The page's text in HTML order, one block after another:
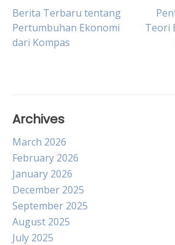
Post
navigation
Berita Terbaru tentang
Pertumbuhan Ekonomi
dari Kompas
Teori
Archives
March 2026
February 2026
January 2026
December 2025
September 2025
August 2025
July 2025